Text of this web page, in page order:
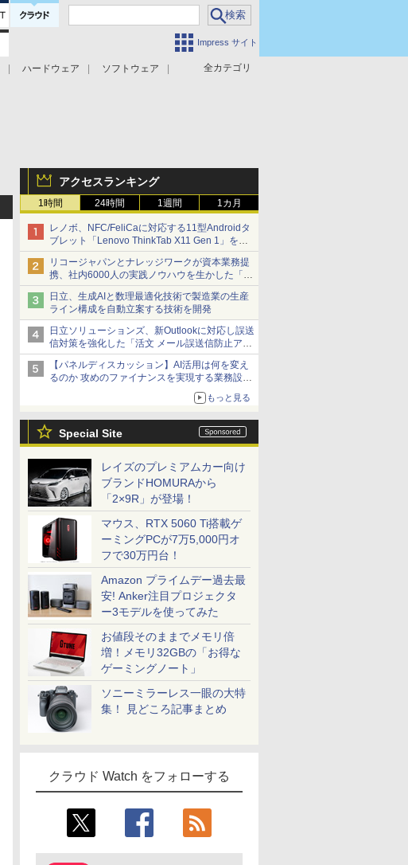
Impress サイト
全カテゴリ
ハードウェア
ソフトウェア
アクセスランキング
1時間 24時間 1週間 1カ月
レノボ、NFC/FeliCaに対応する11型Androidタ
ブレット「Lenovo ThinkTab X11 Gen 1」を発
売
リコージャパンとナレッジワークが資本業務提
携、社内6000人の実践ノウハウを生かした「AI
商談記録 for RICOH」を展開へ
日立、生成AIと数理最適化技術で製造業の生産
ライン構成を自動立案する技術を開発
日立ソリューションズ、新Outlookに対応し誤送
信対策を強化した「活文 メール誤送信防止アド
インサービス」を提供
【パネルディスカッション】AI活用は何を変え
るのか 攻めのファイナンスを実現する業務設計
もっと見る
Special Site
レイズのプレミアムカー向け
ブランドHOMURAから
「2×9R」が登場！
マウス、RTX 5060 Ti搭載ゲ
ーミングPCが7万5,000円オ
フで30万円台！
Amazon プライムデー過去最
安! Anker注目プロジェクタ
ー3モデルを使ってみた
お値段そのままでメモリ倍
増！メモリ32GBの「お得な
ゲーミングノート」
ソニーミラーレス一眼の大特
集！ 見どころ記事まとめ
クラウド Watch をフォローする